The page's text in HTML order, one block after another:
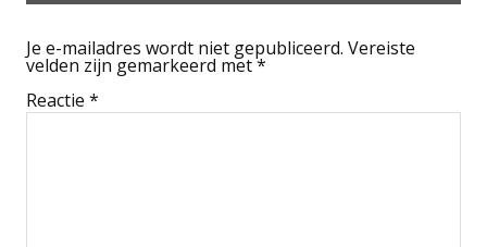
Je e-mailadres wordt niet gepubliceerd. Vereiste
velden zijn gemarkeerd met*
Reactie *